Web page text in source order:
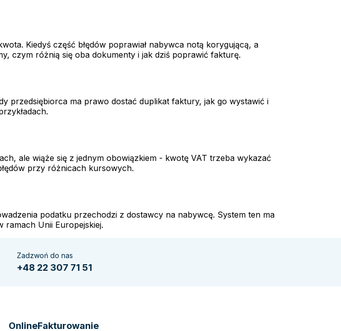
Kiedyś część błędów poprawiał nabywca notą korygującą, a
czym różnią się oba dokumenty i jak dziś poprawić fakturę.
przedsiębiorca ma prawo dostać duplikat faktury, jak go wystawić i
ale wiąże się z jednym obowiązkiem - kwotę VAT trzeba wykazać
przy różnicach kursowych.
podatku przechodzi z dostawcy na nabywcę. System ten ma
ramach Unii Europejskiej.
Zadzwoń do nas
+48 22 307 71 51
OnlineFakturowanie